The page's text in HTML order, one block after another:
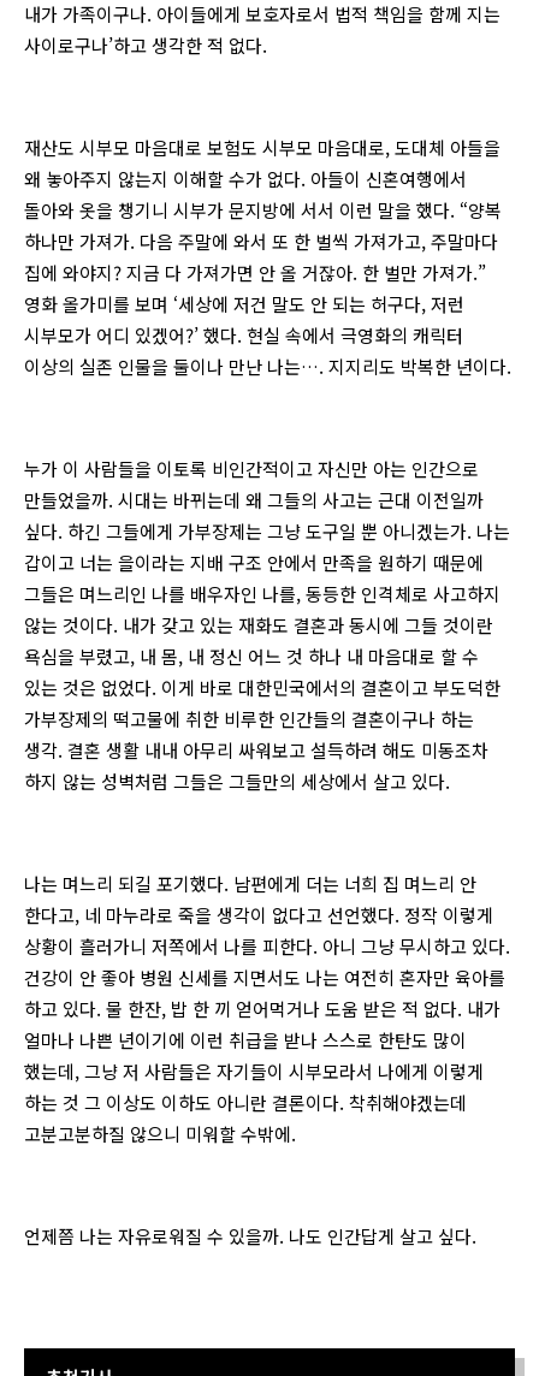
내가 가족이구나. 아이들에게 보호자로서 법적 책임을 함께 지는
사이로구나’하고 생각한 적 없다.
재산도 시부모 마음대로 보험도 시부모 마음대로, 도대체 아들을
왜 놓아주지 않는지 이해할 수가 없다. 아들이 신혼여행에서
돌아와 옷을 챙기니 시부가 문지방에 서서 이런 말을 했다. “양복
하나만 가져가. 다음 주말에 와서 또 한 벌씩 가져가고, 주말마다
집에 와야지? 지금 다 가져가면 안 올 거잖아. 한 벌만 가져가.”
영화 올가미를 보며 ‘세상에 저건 말도 안 되는 허구다, 저런
시부모가 어디 있겠어?’ 했다. 현실 속에서 극영화의 캐릭터
이상의 실존 인물을 둘이나 만난 나는…. 지지리도 박복한 년이다.
누가 이 사람들을 이토록 비인간적이고 자신만 아는 인간으로
만들었을까. 시대는 바뀌는데 왜 그들의 사고는 근대 이전일까
싶다. 하긴 그들에게 가부장제는 그냥 도구일 뿐 아니겠는가. 나는
갑이고 너는 을이라는 지배 구조 안에서 만족을 원하기 때문에
그들은 며느리인 나를 배우자인 나를, 동등한 인격체로 사고하지
않는 것이다. 내가 갖고 있는 재화도 결혼과 동시에 그들 것이란
욕심을 부렸고, 내 몸, 내 정신 어느 것 하나 내 마음대로 할 수
있는 것은 없었다. 이게 바로 대한민국에서의 결혼이고 부도덕한
가부장제의 떡고물에 취한 비루한 인간들의 결혼이구나 하는
생각. 결혼 생활 내내 아무리 싸워보고 설득하려 해도 미동조차
하지 않는 성벽처럼 그들은 그들만의 세상에서 살고 있다.
나는 며느리 되길 포기했다. 남편에게 더는 너희 집 며느리 안
한다고, 네 마누라로 죽을 생각이 없다고 선언했다. 정작 이렇게
상황이 흘러가니 저쪽에서 나를 피한다. 아니 그냥 무시하고 있다.
건강이 안 좋아 병원 신세를 지면서도 나는 여전히 혼자만 육아를
하고 있다. 물 한잔, 밥 한 끼 얻어먹거나 도움 받은 적 없다. 내가
얼마나 나쁜 년이기에 이런 취급을 받나 스스로 한탄도 많이
했는데, 그냥 저 사람들은 자기들이 시부모라서 나에게 이렇게
하는 것 그 이상도 이하도 아니란 결론이다. 착취해야겠는데
고분고분하질 않으니 미워할 수밖에.
언제쯤 나는 자유로워질 수 있을까. 나도 인간답게 살고 싶다.